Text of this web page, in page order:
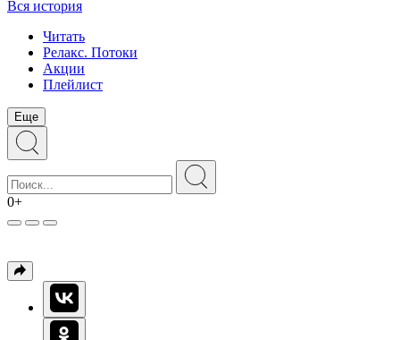
Вся история
Читать
Релакс. Потоки
Акции
Плейлист
Еще
0+